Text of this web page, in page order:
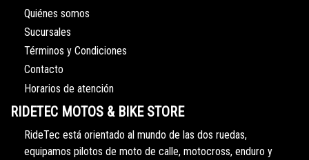
Quiénes somos
Sucursales
Términos y Condiciones
Contacto
Horarios de atención
RIDETEC MOTOS & BIKE STORE
RideTec está orientado al mundo de las dos ruedas,
equipamos pilotos de moto de calle, motocross, enduro y